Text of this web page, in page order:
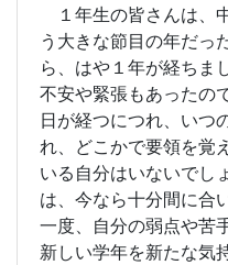
１年生の皆さんは、
う大きな節目の年だっ
ら、はや１年が経ちま
不安や緊張もあったの
日が経つにつれ、いつ
れ、どこかで要領を覚
いる自分はいないでし
は、今なら十分間に合
一度、自分の弱点や苦
新しい学年を新たな気